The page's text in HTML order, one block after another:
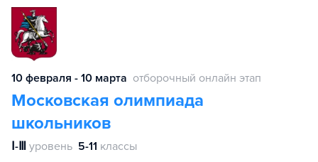
10 февраля - 10 марта отборочный онлайн этап
Московская олимпиада
школьников
Ⅰ-Ⅲ уровень 5-11 классы